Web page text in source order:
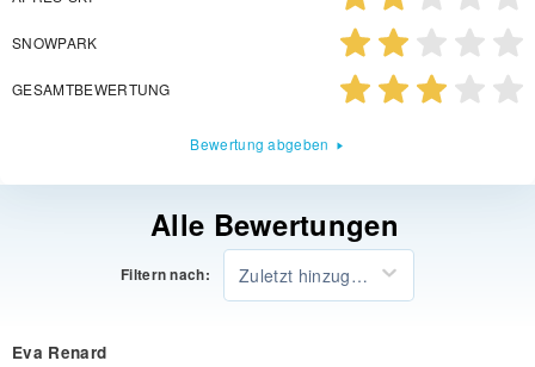
SNOWPARK
GESAMTBEWERTUNG
Bewertung abgeben
Alle Bewertungen
Filtern nach: Zuletzt hinzugefügt
Eva Renard